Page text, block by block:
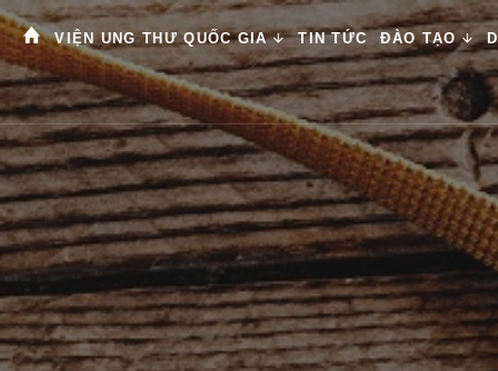
VIỆN UNG THƯ QUỐC GIA TIN TỨC ĐÀO TẠO